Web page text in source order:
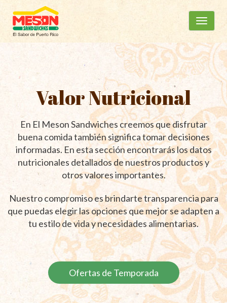
Menú
principal
contenido
Valor Nutricional
En El Meson Sandwiches creemos que disfrutar
buena comida también significa tomar decisiones
informadas. En esta sección encontrarás los datos
nutricionales detallados de nuestros productos y
otros valores importantes.
Nuestro compromiso es brindarte transparencia para
que puedas elegir las opciones que mejor se adapten a
tu estilo de vida y necesidades alimentarias.
Ofertas de Temporada